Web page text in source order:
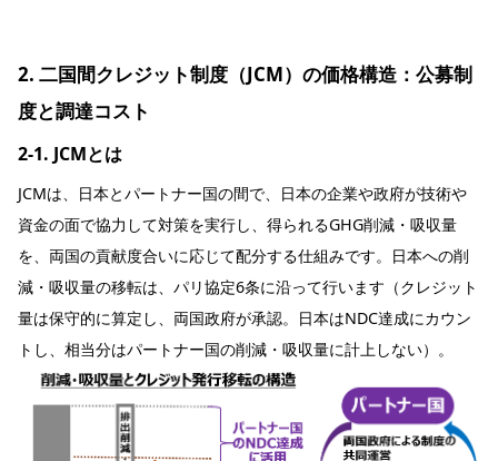
2. 二国間クレジット制度（JCM）の価格構造：公募制
度と調達コスト
2-1. JCMとは
JCMは、日本とパートナー国の間で、日本の企業や政府が技術や
資金の面で協力して対策を実行し、得られるGHG削減・吸収量
を、両国の貢献度合いに応じて配分する仕組みです。日本への削
減・吸収量の移転は、パリ協定6条に沿って行います（クレジット
量は保守的に算定し、両国政府が承認。日本はNDC達成にカウン
トし、相当分はパートナー国の削減・吸収量に計上しない）。